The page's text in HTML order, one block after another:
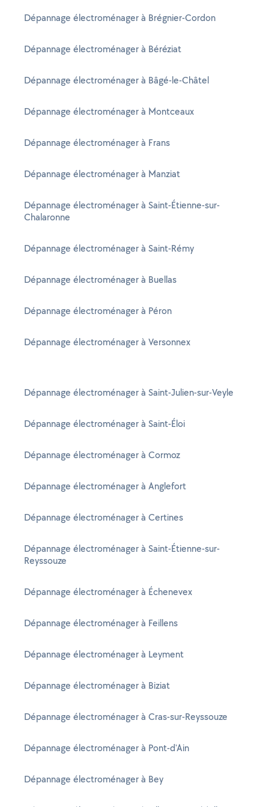
Dépannage électroménager à Brégnier-Cordon
Dépannage électroménager à Béréziat
Dépannage électroménager à Bâgé-le-Châtel
Dépannage électroménager à Montceaux
Dépannage électroménager à Frans
Dépannage électroménager à Manziat
Dépannage électroménager à Saint-Étienne-sur-
Chalaronne
Dépannage électroménager à Saint-Rémy
Dépannage électroménager à Buellas
Dépannage électroménager à Péron
Dépannage électroménager à Versonnex
Dépannage électroménager à Saint-Julien-sur-Veyle
Dépannage électroménager à Saint-Éloi
Dépannage électroménager à Cormoz
Dépannage électroménager à Anglefort
Dépannage électroménager à Certines
Dépannage électroménager à Saint-Étienne-sur-
Reyssouze
Dépannage électroménager à Échenevex
Dépannage électroménager à Feillens
Dépannage électroménager à Leyment
Dépannage électroménager à Biziat
Dépannage électroménager à Cras-sur-Reyssouze
Dépannage électroménager à Pont-d'Ain
Dépannage électroménager à Bey